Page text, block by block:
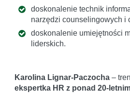
doskonalenie technik
narzędzi counselingowych i
doskonalenie umiejętności
liderskich.
Karolina Lignar-Paczocha –
ekspertka HR z ponad 20-